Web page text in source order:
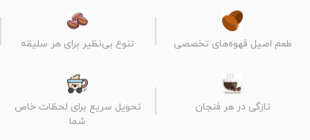
طعم اصیل قهوه‌های تخصصی تنوع بی‌نظیر برای هر سلیقه
تازگی در هر فنجان
تحویل سریع برای لحظات خاص
شما